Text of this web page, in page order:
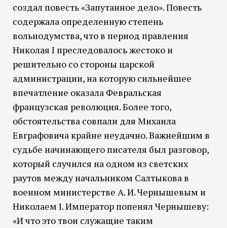
создал повесть «Запутанное дело». Повесть
содержала определенную степень
вольнодумства, что в период правления
Николая I преследовалось жестоко и
решительно со стороны царской
администрации, на которую сильнейшее
впечатление оказала Февральская
французская революция. Более того,
обстоятельства совпали для Михаила
Евграфовича крайне неудачно. Важнейшим в
судьбе начинающего писателя был разговор,
который случился на одном из светских
раутов между начальником Салтыкова в
военном министерстве А. И. Чернышевым и
Николаем I. Император попенял Чернышеву:
«И что это твои служащие таким